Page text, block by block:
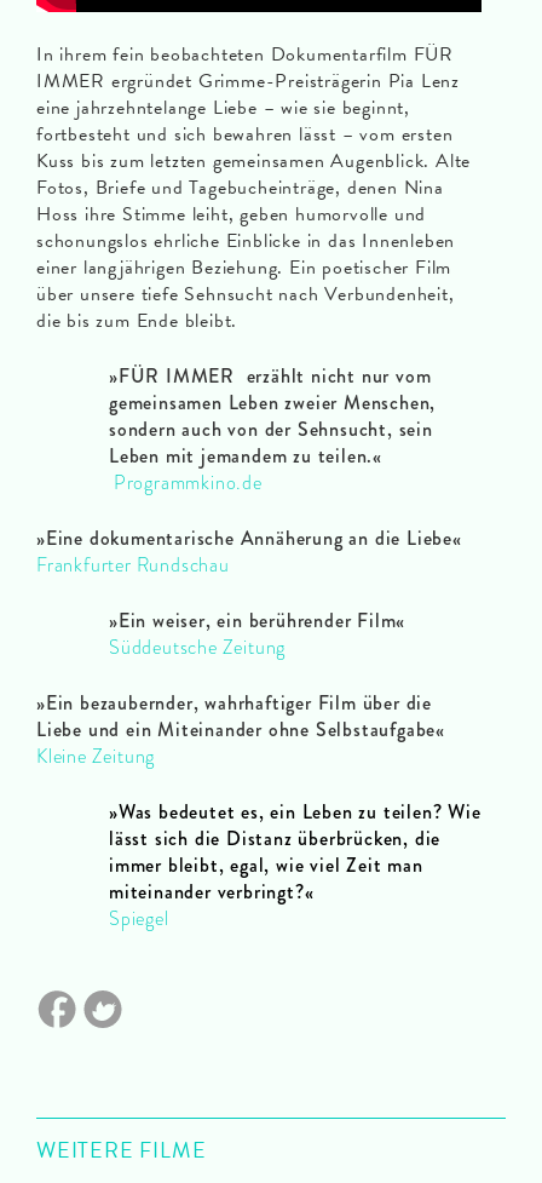
In ihrem fein beobachteten Dokumentarfilm FÜR
IMMER ergründet Grimme-Preisträgerin Pia Lenz
eine jahrzehntelange Liebe – wie sie beginnt,
fortbesteht und sich bewahren lässt – vom ersten
Kuss bis zum letzten gemeinsamen Augenblick. Alte
Fotos, Briefe und Tagebucheinträge, denen Nina
Hoss ihre Stimme leiht, geben humorvolle und
schonungslos ehrliche Einblicke in das Innenleben
einer langjährigen Beziehung. Ein poetischer Film
über unsere tiefe Sehnsucht nach Verbundenheit,
die bis zum Ende bleibt.
»FÜR IMMER erzählt nicht nur vom
gemeinsamen Leben zweier Menschen,
sondern auch von der Sehnsucht, sein
Leben mit jemandem zu teilen.«
Programmkino.de
»Eine dokumentarische Annäherung an die Liebe«
Frankfurter Rundschau
»Ein weiser, ein berührender Film«
Süddeutsche Zeitung
»Ein bezaubernder, wahrhaftiger Film über die
Liebe und ein Miteinander ohne Selbstaufgabe«
Kleine Zeitung
»Was bedeutet es, ein Leben zu teilen? Wie
lässt sich die Distanz überbrücken, die
immer bleibt, egal, wie viel Zeit man
miteinander verbringt?«
Spiegel
WEITERE FILME